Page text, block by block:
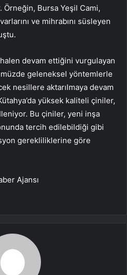
Örneğin, Bursa Yeşil Cami,
ve mihrabını süsleyen
devam ettiğini vurgulayan
geleneksel yöntemlerle
nesillere aktarılmaya devam
yüksek kaliteli çiniler,
Bu çiniler, yeni inşa
tercih edilebildiği gibi
gerekliliklerine göre
Ajansı